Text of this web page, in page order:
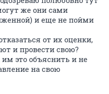
же они сами
и еще не пойми
от их оценки,
и провести свою?
это объяснить и не
на свою